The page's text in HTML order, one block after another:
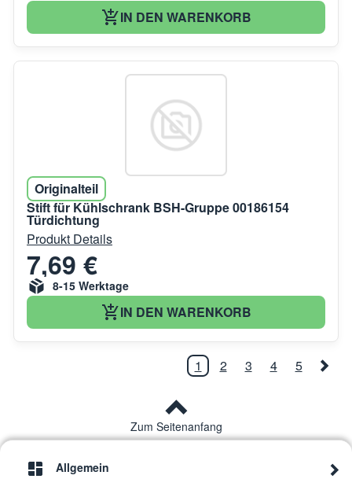
IN DEN WARENKORB
Originalteil
Stift für Kühlschrank BSH-Gruppe 00186154
Türdichtung
Produkt Details
7,69 €
8-15 Werktage
IN DEN WARENKORB
1 2 3 4 5
Zum Seitenanfang
Allgemein